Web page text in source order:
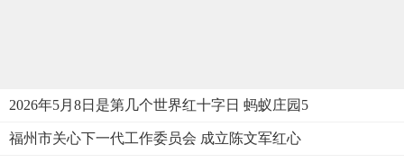
2026年5月8日是第几个世界红十字日 蚂蚁庄园5
福州市关心下一代工作委员会 成立陈文军红心